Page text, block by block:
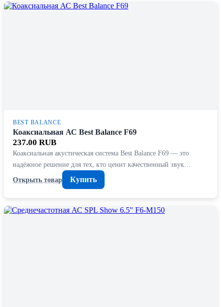
BEST BALANCE
Коаксиальная АС Best Balance F69
237.00 RUB
Коаксиальная акустическая система Best Balance F69 — это
надёжное решение для тех, кто ценит качественный звук…
Открыть товар
Купить